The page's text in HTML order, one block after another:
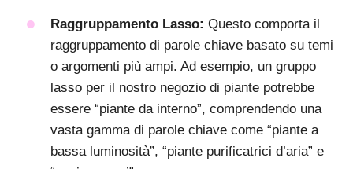
Raggruppamento Lasso: Questo comporta il
raggruppamento di parole chiave basato su temi
o argomenti più ampi. Ad esempio, un gruppo
lasso per il nostro negozio di piante potrebbe
essere “piante da interno”, comprendendo una
vasta gamma di parole chiave come “piante a
bassa luminosità”, “piante purificatrici d’aria” e